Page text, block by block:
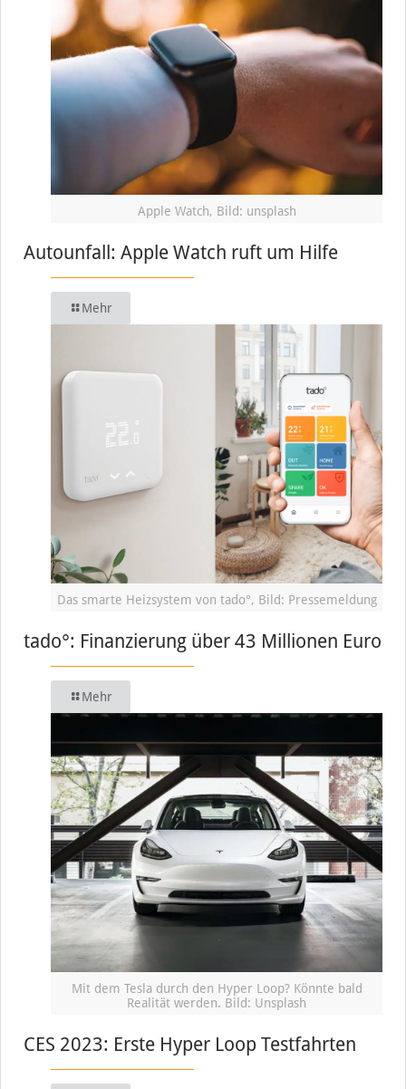
Apple Watch, Bild: unsplash
Autounfall: Apple Watch ruft um Hilfe
Mehr
Das smarte Heizsystem von tado°, Bild: Pressemeldung
tado°: Finanzierung über 43 Millionen Euro
Mehr
Mit dem Tesla durch den Hyper Loop? Könnte bald
Realität werden. Bild: Unsplash
CES 2023: Erste Hyper Loop Testfahrten